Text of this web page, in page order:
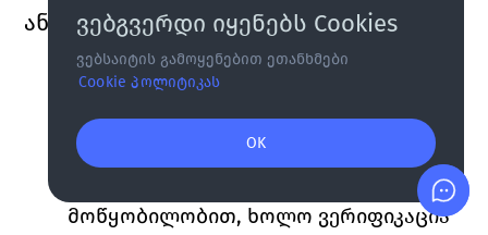
ანგარიშის შექმნა & ვერიფიკაცია
Cryptal: KYC პროცესი სწრაფია და
მკაფიოდ გაწერილი ნაბიჯებით
მიმდინარეობს. მომხმარებლებს
შეუძლიათ დოკუმენტების ატვირთვა
როგორც მობილურით, ისე დესკტოპ
მოწყობილობით, ხოლო ვერიფიკაცია
ვებგვერდი იყენებს Cookies
ვებსაიტის გამოყენებით ეთანხმები
Cookie პოლიტიკას
OK